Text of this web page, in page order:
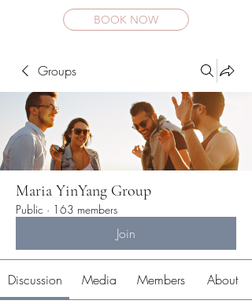
BOOK NOW
Groups
Maria YinYang Group
Public · 163 members
Join
Discussion Media Members About